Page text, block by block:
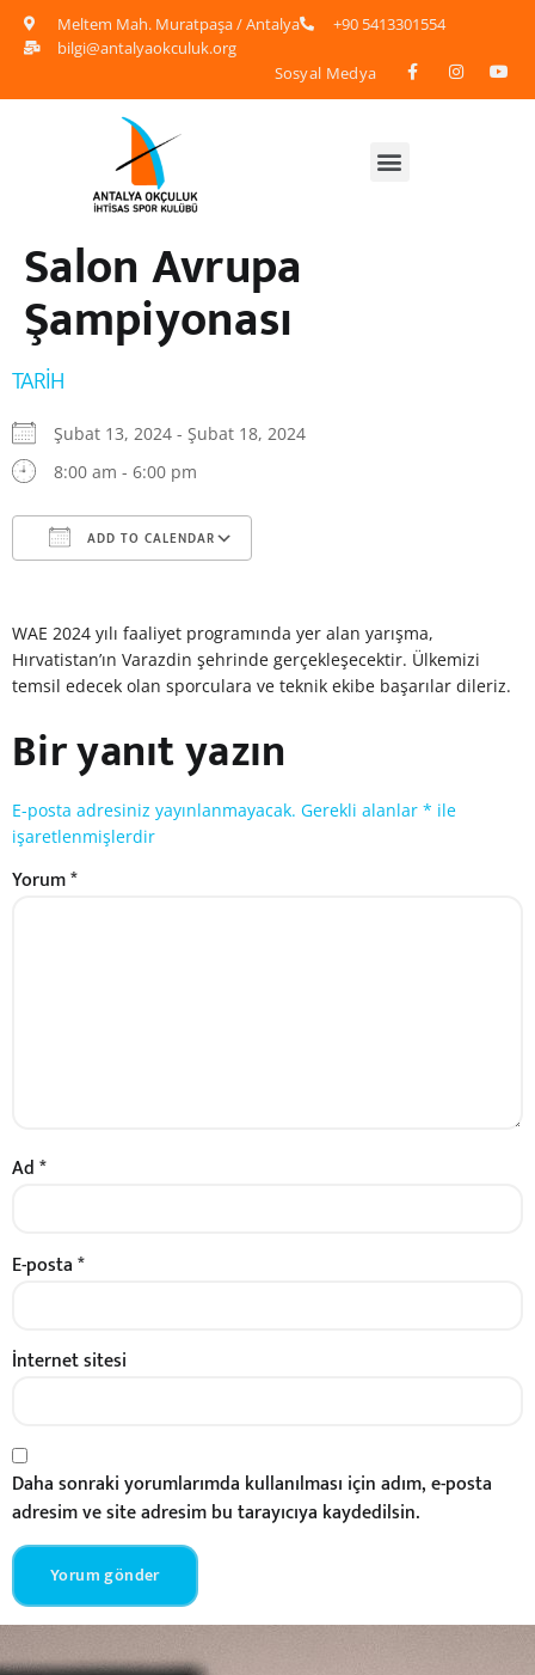
Meltem Mah. Muratpaşa / Antalya
+90 5413301554
bilgi@antalyaokculuk.org
Sosyal Medya
Salon Avrupa
Şampiyonası
TARIH
Şubat 13, 2024 - Şubat 18, 2024
8:00 am - 6:00 pm
ADD TO CALENDAR
WAE 2024 yılı faaliyet programında yer alan yarışma,
Hırvatistan’ın Varazdin şehrinde gerçekleşecektir. Ülkemizi
temsil edecek olan sporculara ve teknik ekibe başarılar dileriz.
Bir yanıt yazın
E-posta adresiniz yayınlanmayacak. Gerekli alanlar * ile
işaretlenmişlerdir
Yorum*
Ad*
E-posta*
İnternet sitesi
Daha sonraki yorumlarımda kullanılması için adım, e-posta
adresim ve site adresim bu tarayıcıya kaydedilsin.